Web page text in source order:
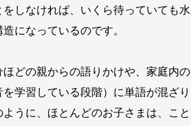
しなければ、いくら待っていても水
になっているのです。
どの親からの語りかけや、家庭内の
学習している段階）に単語が混ざり
うに、ほとんどのお子さまは、こと